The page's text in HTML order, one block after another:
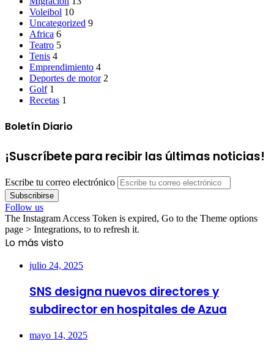
Voleibol 10
Uncategorized 9
Africa 6
Teatro 5
Tenis 4
Emprendimiento 4
Deportes de motor 2
Golf 1
Recetas 1
Boletín Diario
¡Suscríbete para recibir las últimas noticias!
Escribe tu correo electrónico
Follow us
The Instagram Access Token is expired, Go to the Theme options
page > Integrations, to to refresh it.
Lo más visto
julio 24, 2025
SNS designa nuevos directores y
subdirector en hospitales de Azua
mayo 14, 2025